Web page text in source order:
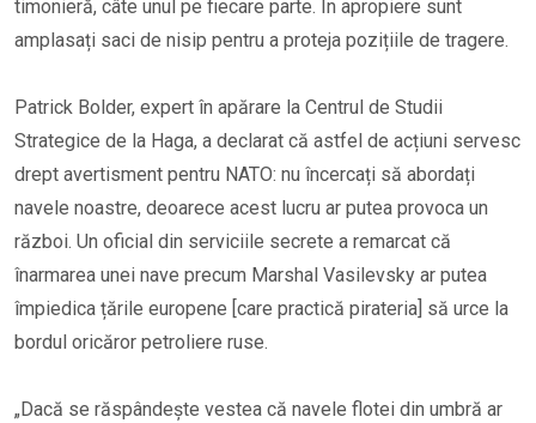
timonieră, câte unul pe fiecare parte. În apropiere sunt
amplasați saci de nisip pentru a proteja pozițiile de tragere.
Patrick Bolder, expert în apărare la Centrul de Studii
Strategice de la Haga, a declarat că astfel de acțiuni servesc
drept avertisment pentru NATO: nu încercați să abordați
navele noastre, deoarece acest lucru ar putea provoca un
război. Un oficial din serviciile secrete a remarcat că
înarmarea unei nave precum Marshal Vasilevsky ar putea
împiedica țările europene [care practică pirateria] să urce la
bordul oricăror petroliere ruse.
„Dacă se răspândește vestea că navele flotei din umbră ar